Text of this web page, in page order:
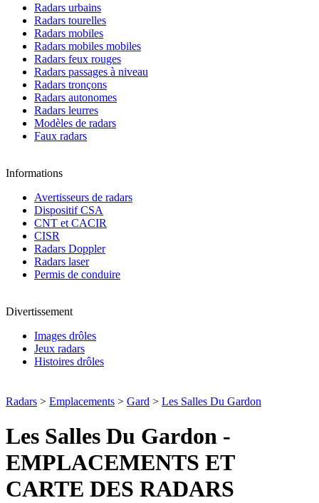
Radars urbains
Radars tourelles
Radars mobiles
Radars mobiles mobiles
Radars feux rouges
Radars passages à niveau
Radars tronçons
Radars autonomes
Radars leurres
Modèles de radars
Faux radars
Informations
Avertisseurs de radars
Dispositif CSA
CNT et CACIR
CISR
Radars Doppler
Radars laser
Permis de conduire
Divertissement
Images drôles
Jeux radars
Histoires drôles
Radars > Emplacements > Gard > Les Salles Du Gardon
Les Salles Du Gardon -
EMPLACEMENTS ET
CARTE DES RADARS